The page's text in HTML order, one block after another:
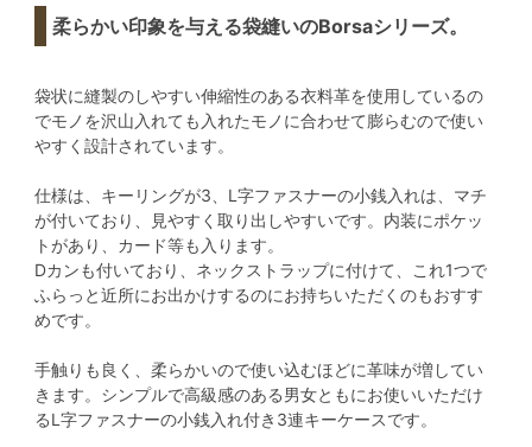
柔らかい印象を与える袋縫いのBorsaシリーズ。
袋状に縫製のしやすい伸縮性のある衣料革を使用しているの
でモノを沢山入れても入れたモノに合わせて膨らむので使い
やすく設計されています。
仕様は、キーリングが3、L字ファスナーの小銭入れは、マチ
が付いており、見やすく取り出しやすいです。内装にポケッ
トがあり、カード等も入ります。
Dカンも付いており、ネックストラップに付けて、これ1つで
ふらっと近所にお出かけするのにお持ちいただくのもおすす
めです。
手触りも良く、柔らかいので使い込むほどに革味が増してい
きます。シンプルで高級感のある男女ともにお使いいただけ
るL字ファスナーの小銭入れ付き3連キーケースです。